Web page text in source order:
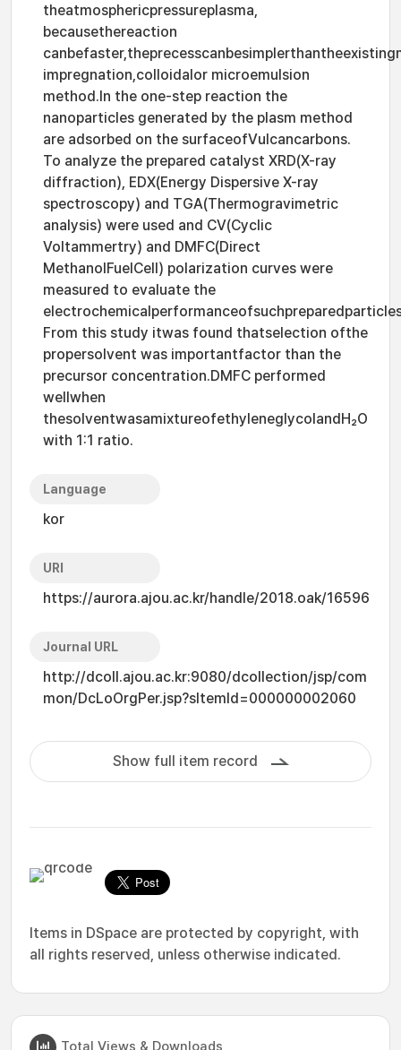
theatmosphericpressureplasma,
becausethereaction
impregnation,colloidalor microemulsion
method.In the one-step reaction the
nanoparticles generated by the plasm method
are adsorbed on the surfaceofVulcancarbons.
To analyze the prepared catalyst XRD(X-ray
diffraction), EDX(Energy Dispersive X-ray
spectroscopy) and TGA(Thermogravimetric
analysis) were used and CV(Cyclic
Voltammertry) and DMFC(Direct
MethanolFuelCell) polarization curves were
measured to evaluate the
From this study itwas found thatselection ofthe
propersolvent was importantfactor than the
precursor concentration.DMFC performed
wellwhen
thesolventwasamixtureofethyleneglycolandH₂O
with 1:1 ratio.
Language
kor
URI
https://aurora.ajou.ac.kr/handle/2018.oak/16596
Journal URL
http://dcoll.ajou.ac.kr:9080/dcollection/jsp/com
mon/DcLoOrgPer.jsp?sItemId=000000002060
Show full item record
Items in DSpace are protected by copyright, with
all rights reserved, unless otherwise indicated.
Total Views & Downloads